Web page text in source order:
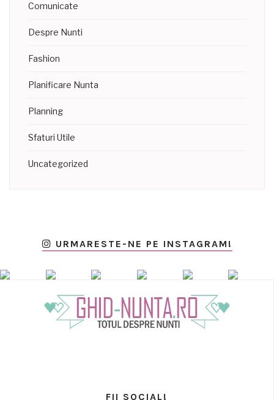
Comunicate
Despre Nunti
Fashion
Planificare Nunta
Planning
Sfaturi Utile
Uncategorized
URMARESTE-NE PE INSTAGRAM!
FII SOCIAL!